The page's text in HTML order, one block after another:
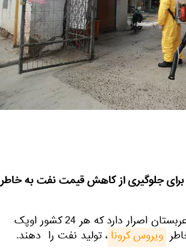
كه هر 24 كشور اوپک برای جلوگیری از كاهش قیمت نفت به خاطر
به گزارش اسپوتنیک به نقل از اتلانتیکو، عربستان اصرار دارد كه هر 24 كشور اوپک
ویروس کرونا، تولید نفت را دهند.